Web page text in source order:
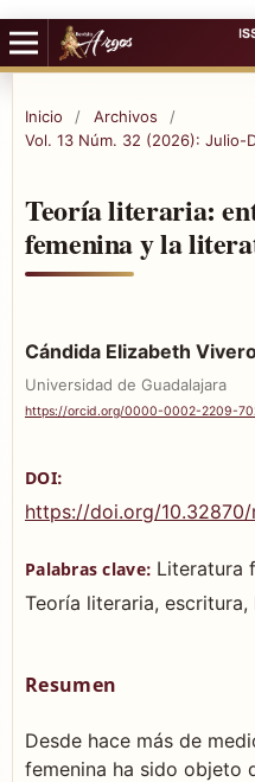
Inicio / Archivos
/
Vol. 13 Núm. 32 (2026): Julio-
Teoría literaria:
femenina y la
Cándida Elizabeth
Universidad de Guadalajara
https://orcid.org/0000-0002-2209-
DOI:
https://doi.org/
Palabras clave: Literatura
Teoría literaria, escritura,
Resumen
Desde hace más de
femenina ha sido objeto